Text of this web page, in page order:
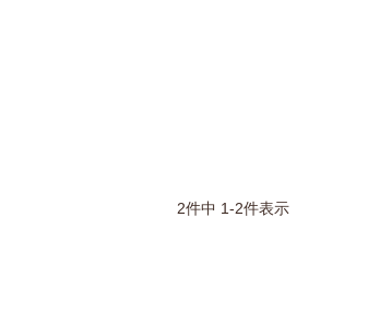
2件中 1-2件表示